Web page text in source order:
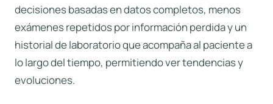
decisiones basadas en datos completos, menos
exámenes repetidos por información perdida y un
historial de laboratorio que acompaña al paciente a
lo largo del tiempo, permitiendo ver tendencias y
evoluciones.